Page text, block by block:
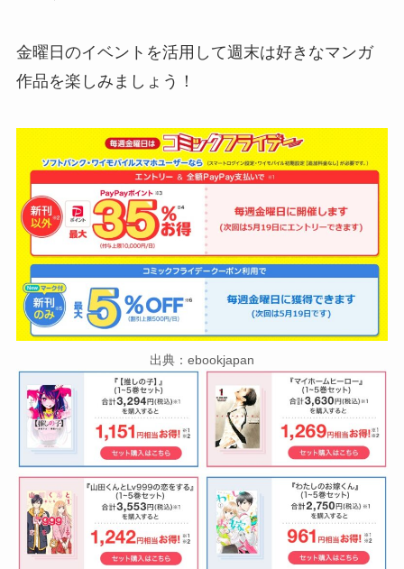
金曜日のイベントを活用して週末は好きなマンガ
作品を楽しみましょう！
出典：ebookjapan